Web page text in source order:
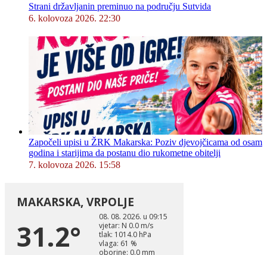
Strani državljanin preminuo na području Sutvida
6. kolovoza 2026. 22:30
Započeli upisi u ŽRK Makarska: Poziv djevojčicama od osam
godina i starijima da postanu dio rukometne obitelji
7. kolovoza 2026. 15:58